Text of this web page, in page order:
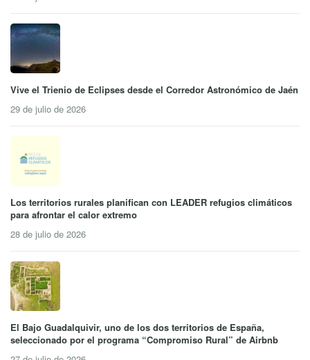
Vive el Trienio de Eclipses desde el Corredor Astronómico de Jaén
29 de julio de 2026
Los territorios rurales planifican con LEADER refugios climáticos
para afrontar el calor extremo
28 de julio de 2026
El Bajo Guadalquivir, uno de los dos territorios de España,
seleccionado por el programa “Compromiso Rural” de Airbnb